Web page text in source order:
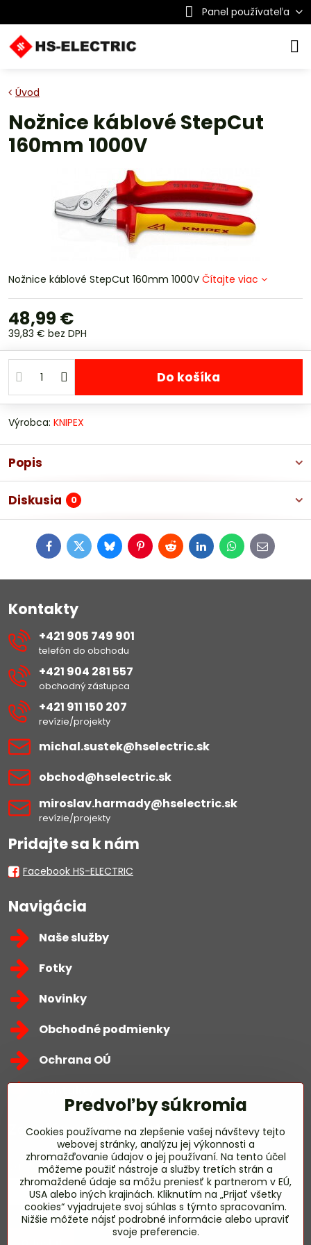
Panel používateľa
Úvod
Nožnice káblové StepCut
160mm 1000V
Nožnice káblové StepCut 160mm 1000V Čítajte viac
48,99 €
39,83 € bez DPH
Do košíka
Výrobca: KNIPEX
Popis
Diskusia 0
FacebookTwitterBlueskyPinterestRedditLinkedInWhatsApp
E-
mail
Kontakty
+421 905 749 901
telefón do obchodu
+421 904 281 557
obchodný zástupca
+421 911 150 207
revízie/projekty
michal​.sustek​@hselectric​.sk
obchod​@hselectric​.sk
miroslav​.harmady​@hselectric​.sk
revízie/projekty
Pridajte sa k nám
Facebook HS-ELECTRIC
Navigácia
Naše služby
Fotky
Novinky
Obchodné podmienky
Ochrana OÚ
Zavoláme Vám späť
Váš telefón*
Predvoľby súkromia
Cookies používame na zlepšenie vašej návštevy tejto
webovej stránky, analýzu jej výkonnosti a
zhromažďovanie údajov o jej používaní. Na tento účel
môžeme použiť nástroje a služby tretích strán a
zhromaždené údaje sa môžu preniesť k partnerom v EÚ,
USA alebo iných krajinách. Kliknutím na „Prijať všetky
cookies“ vyjadrujete svoj súhlas s týmto spracovaním.
Nižšie môžete nájsť podrobné informácie alebo upraviť
svoje preferencie.